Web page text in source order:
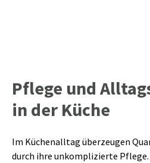
Pflege und
in der Küche
Im Küchenalltag überzeugen
durch ihre unkomplizierte